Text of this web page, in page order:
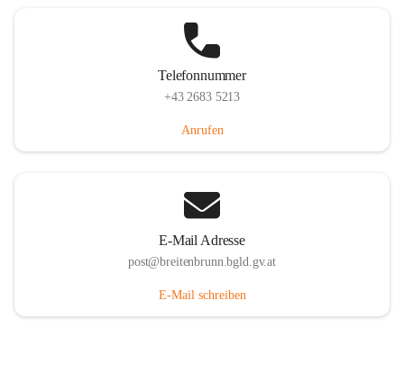
Telefonnummer
+43 2683 5213
Anrufen
E-Mail Adresse
post@breitenbrunn.bgld.gv.at
E-Mail schreiben